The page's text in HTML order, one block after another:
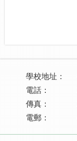
學校地址：
電話：
傳真：
電郵：